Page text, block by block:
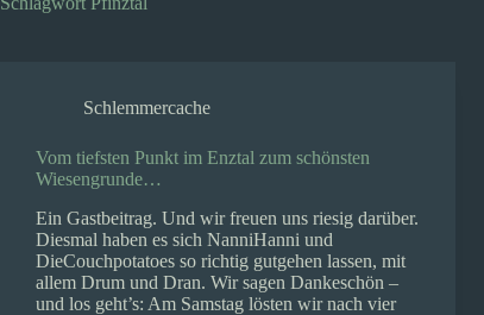
Schlemmercache
Vom tiefsten Punkt im Enztal zum schönsten
Wiesengrunde…
Ein Gastbeitrag. Und wir freuen uns riesig darüber.
Diesmal haben es sich NanniHanni und
DieCouchpotatoes so richtig gutgehen lassen, mit
allem Drum und Dran. Wir sagen Dankeschön –
und los geht’s: Am Samstag lösten wir nach vier